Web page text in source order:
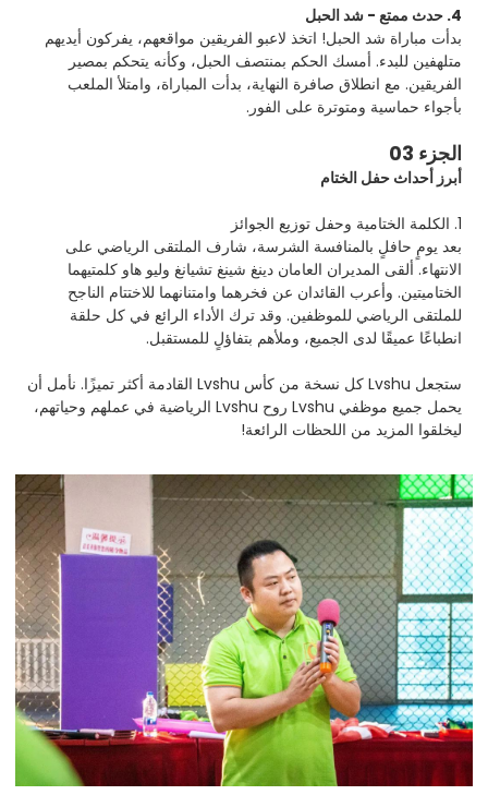
4. حدث ممتع - شد الحبل
بدأت مباراة شد الحبل! اتخذ لاعبو الفريقين مواقعهم، يفركون أيديهم
متلهفين للبدء. أمسك الحكم بمنتصف الحبل، وكأنه يتحكم بمصير
الفريقين. مع انطلاق صافرة النهاية، بدأت المباراة، وامتلأ الملعب
بأجواء حماسية ومتوترة على الفور.
الجزء 03
أبرز أحداث حفل الختام
1. الكلمة الختامية وحفل توزيع الجوائز
بعد يومٍ حافلٍ بالمنافسة الشرسة، شارف الملتقى الرياضي على
الانتهاء. ألقى المديران العامان دينغ شينغ تشيانغ وليو هاو كلمتيهما
الختاميتين. وأعرب القائدان عن فخرهما وامتنانهما للاختتام الناجح
للملتقى الرياضي للموظفين. وقد ترك الأداء الرائع في كل حلقة
انطباعًا عميقًا لدى الجميع، وملأهم بتفاؤلٍ للمستقبل.
ستجعل Lvshu كل نسخة من كأس Lvshu القادمة أكثر تميزًا. نأمل أن
يحمل جميع موظفي Lvshu روح Lvshu الرياضية في عملهم وحياتهم،
ليخلقوا المزيد من اللحظات الرائعة!